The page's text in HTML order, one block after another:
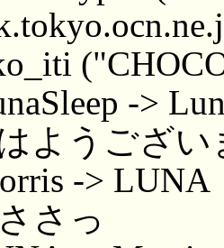
->
ようござい
-> LUNA
さっ